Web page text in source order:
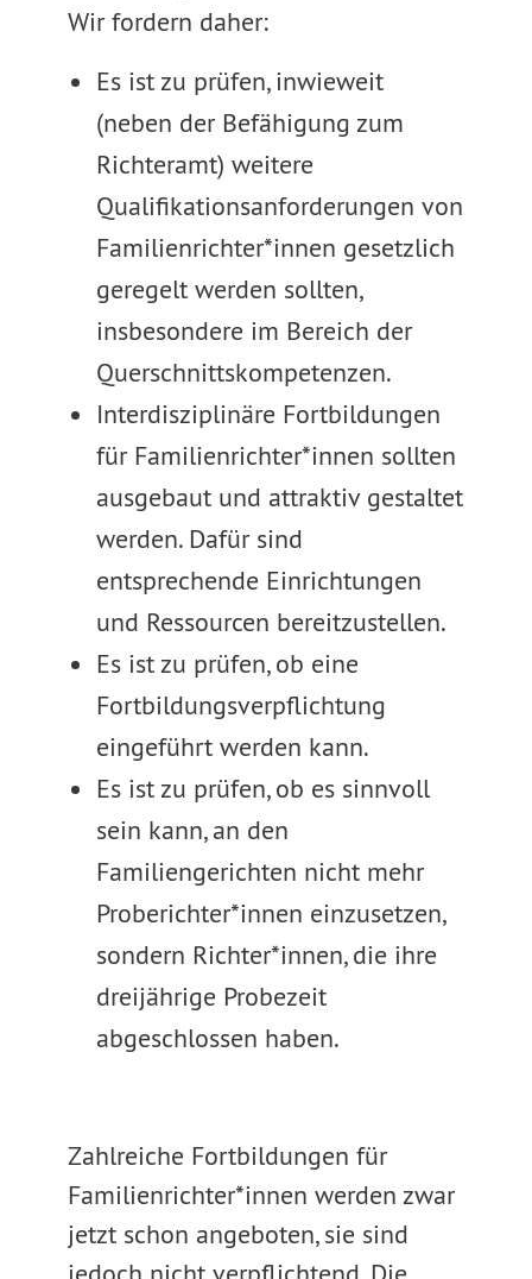
Wir fordern daher:
Es ist zu prüfen, inwieweit
(neben der Befähigung zum
Richteramt) weitere
Qualifikationsanforderungen von
Familienrichter*innen gesetzlich
geregelt werden sollten,
insbesondere im Bereich der
Querschnittskompetenzen.
Interdisziplinäre Fortbildungen
für Familienrichter*innen sollten
ausgebaut und attraktiv gestaltet
werden. Dafür sind
entsprechende Einrichtungen
und Ressourcen bereitzustellen.
Es ist zu prüfen, ob eine
Fortbildungsverpflichtung
eingeführt werden kann.
Es ist zu prüfen, ob es sinnvoll
sein kann, an den
Familiengerichten nicht mehr
Proberichter*innen einzusetzen,
sondern Richter*innen, die ihre
dreijährige Probezeit
abgeschlossen haben.
Zahlreiche Fortbildungen für
Familienrichter*innen werden zwar
jetzt schon angeboten, sie sind